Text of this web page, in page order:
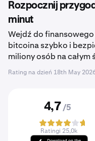
Rozpocznij
minut
Wejdź do
bitcoina szybko i
miliony osób na całym
Rating na dzień 18th May
4,7 /5
Ratingi 25,0k